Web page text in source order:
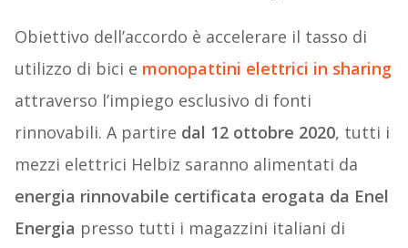
Obiettivo dell’accordo è accelerare il tasso di
utilizzo di bici e monopattini elettrici in sharing
attraverso l’impiego esclusivo di fonti
rinnovabili. A partire dal 12 ottobre 2020, tutti i
mezzi elettrici Helbiz saranno alimentati da
energia rinnovabile certificata erogata da Enel
Energia presso tutti i magazzini italiani di